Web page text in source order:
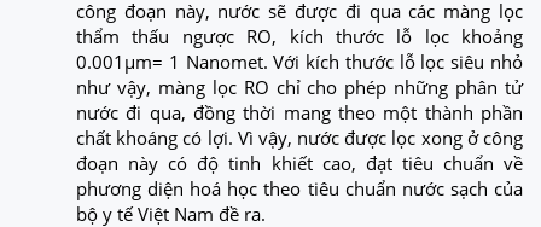
công đoạn này, nước sẽ được đi qua các màng lọc
thẩm thấu ngược RO, kích thước lỗ lọc khoảng
0.001µm= 1 Nanomet. Với kích thước lỗ lọc siêu nhỏ
như vậy, màng lọc RO chỉ cho phép những phân tử
nước đi qua, đồng thời mang theo một thành phần
chất khoáng có lợi. Vì vậy, nước được lọc xong ở công
đoạn này có độ tinh khiết cao, đạt tiêu chuẩn về
phương diện hoá học theo tiêu chuẩn nước sạch của
bộ y tế Việt Nam đề ra.